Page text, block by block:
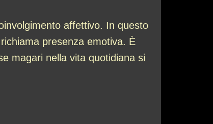
affettivo. In questo
presenza emotiva. È
magari nella vita quotidiana si